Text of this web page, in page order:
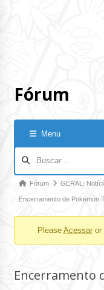
Fórum
Menu
fórum
Caminho
de
fórum
Você
Fórum GERAL:
Encerramento de Pokémon
Please Acessaror
Encerramento